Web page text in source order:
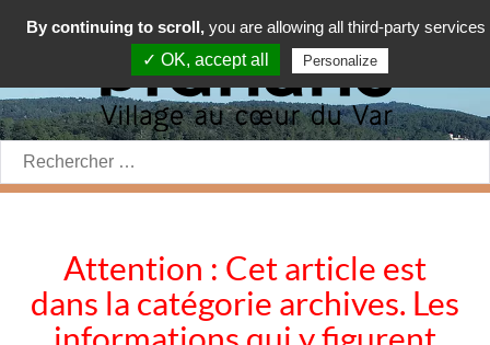
Rechercher:
Attention : Cet article est
dans la catégorie archives. Les
By continuing to scroll, you are allowing all third-party services
✓ OK, accept all
Personalize